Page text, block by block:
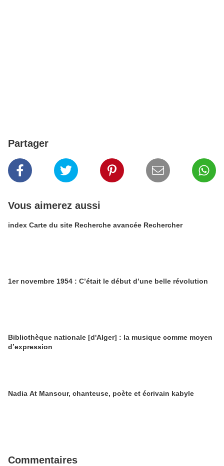
Partager
Vous aimerez aussi
index Carte du site Recherche avancée Rechercher
1er novembre 1954 : C’était le début d’une belle révolution
Bibliothèque nationale [d'Alger] : la musique comme moyen
d’expression
Nadia At Mansour, chanteuse, poète et écrivain kabyle
Commentaires